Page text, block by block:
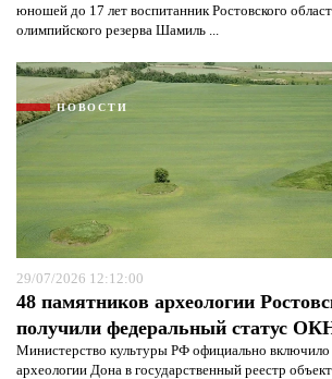
юношей до 17 лет воспитанник Ростовского
олимпийского резерва Шамиль ...
НОВОСТИ
29/07/2026 12:12:00
48 памятников археологии
получили федеральный статус
Министерство культуры РФ официально
археологии Дона в государственный реестр